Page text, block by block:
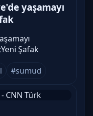
yaşamayı
Şafak
#sumud